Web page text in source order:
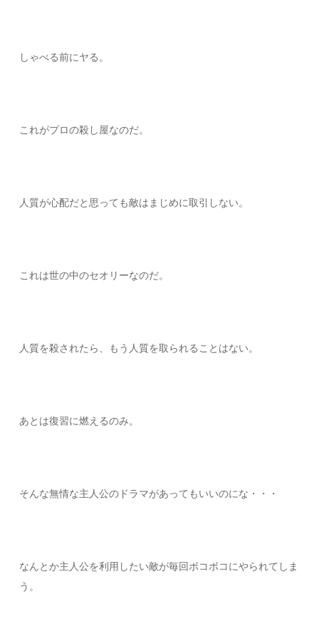
しゃべる前にヤる。
これがプロの殺し屋なのだ。
人質が心配だと思っても敵はまじめに取引しない。
これは世の中のセオリーなのだ。
人質を殺されたら、もう人質を取られることはない。
あとは復習に燃えるのみ。
そんな無情な主人公のドラマがあってもいいのにな・・・
なんとか主人公を利用したい敵が毎回ボコボコにやられてしま
う。